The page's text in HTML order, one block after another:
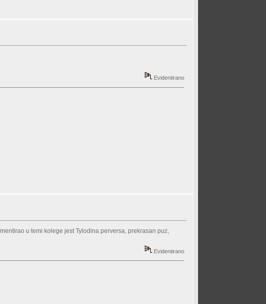
Evidentirano
u temi kolege jest Tylodina perversa, prekrasan puz,
Evidentirano